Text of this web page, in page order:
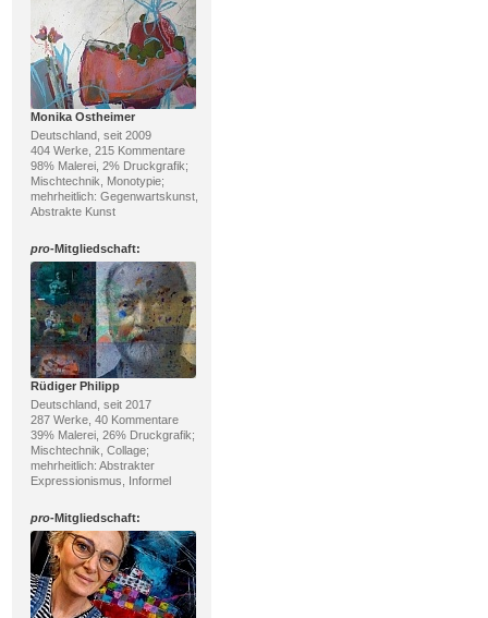
Monika Ostheimer
Deutschland, seit 2009
404 Werke, 215 Kommentare
98% Malerei, 2% Druckgrafik;
Mischtechnik, Monotypie;
mehrheitlich: Gegenwartskunst,
Abstrakte Kunst
pro-Mitgliedschaft:
Rüdiger Philipp
Deutschland, seit 2017
287 Werke, 40 Kommentare
39% Malerei, 26% Druckgrafik;
Mischtechnik, Collage;
mehrheitlich: Abstrakter
Expressionismus, Informel
pro-Mitgliedschaft: